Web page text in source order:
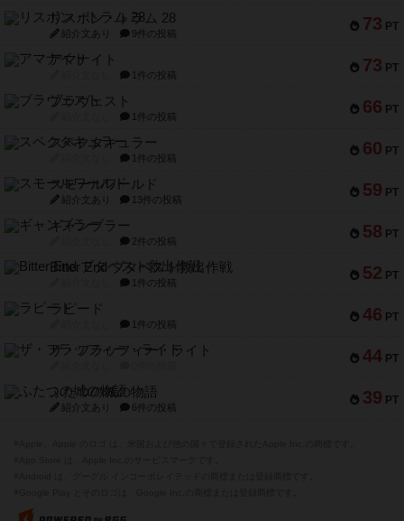
73 PT
リスボン・トラム 28
紹介文あり 9件の投稿
73 PT
アマナイト
1件の投稿
66 PT
ブラヴェスト
1件の投稿
60 PT
スペクタキュラー
1件の投稿
59 PT
スモールワールド
紹介文あり 13件の投稿
58 PT
ギャンブラー
2件の投稿
52 PT
Bitter End ブタペスト救出作戦
1件の投稿
46 PT
ラピード
1件の投稿
44 PT
ザ・フラッフィー・ライト
39 PT
ふたつの城の物語
紹介文あり 6件の投稿